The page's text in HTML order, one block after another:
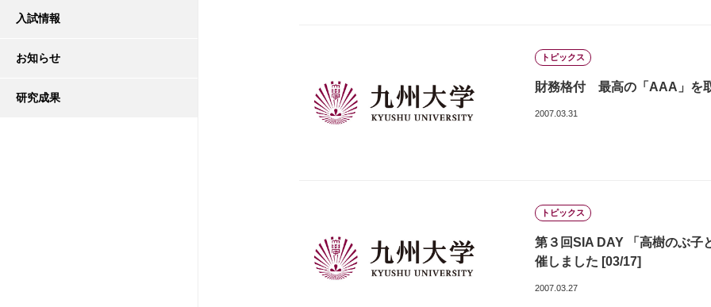
トピックス
財務格付 最高の「AAA」を
2007.03.31
トピックス
第３回SIA DAY 「高樹のぶ
催しました [03/17]
2007.03.27
入試情報
お知らせ
研究成果